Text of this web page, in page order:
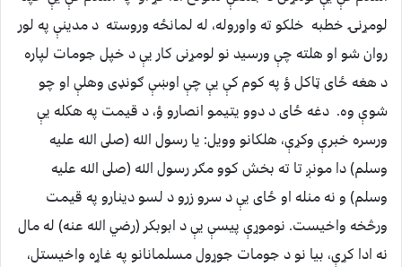
لومړنۍ خطبه خلکو ته واوروله، له لمانځه وروسته د مدينې په لور
روان شو او هلته چې ورسيد نو لومړنى کار يې د خپل جومات لپاره
د هغه ځاى ټاکل ؤ په کوم کې يې چې اوښې ګونډى وهلې او چو
شوې وه. دغه ځاى د دوو يتيمو انصارو ؤ، د قيمت په هکله يې
ورسره خبرې وکړې، هلکانو وويل: يا رسول الله (صلى الله عليه
وسلم) دا مونږ تا ته بخش کوو مګر رسول الله (صلى الله عليه
وسلم) و نه منله او ځاى يې د سرو زرو د لسو دينارو په قيمت
ورڅخه واخيست. نوموړې پيسې يې د ابوبکر (رضي الله عنه) له مال
نه ادا کړې، بيا نو د جومات جوړول مسلمانانو په غاړه واخيستل،